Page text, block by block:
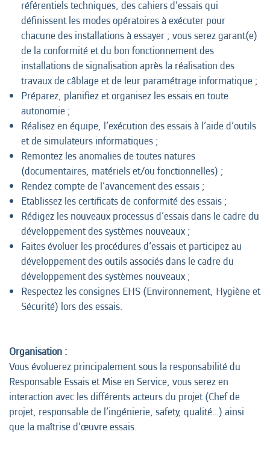
référentiels techniques, des cahiers d’essais qui
définissent les modes opératoires à exécuter pour
chacune des installations à essayer ; vous serez garant(e)
de la conformité et du bon fonctionnement des
installations de signalisation après la réalisation des
travaux de câblage et de leur paramétrage informatique ;
Préparez, planifiez et organisez les essais en toute
autonomie ;
Réalisez en équipe, l’exécution des essais à l’aide d’outils
et de simulateurs informatiques ;
Remontez les anomalies de toutes natures
(documentaires, matériels et/ou fonctionnelles) ;
Rendez compte de l’avancement des essais ;
Etablissez les certificats de conformité des essais ;
Rédigez les nouveaux processus d’essais dans le cadre du
développement des systèmes nouveaux ;
Faites évoluer les procédures d’essais et participez au
développement des outils associés dans le cadre du
développement des systèmes nouveaux ;
Respectez les consignes EHS (Environnement, Hygiène et
Sécurité) lors des essais.
Organisation :
Vous évoluerez principalement sous la responsabilité du
Responsable Essais et Mise en Service, vous serez en
interaction avec les différents acteurs du projet (Chef de
projet, responsable de l’ingénierie, safety, qualité…) ainsi
que la maîtrise d’œuvre essais.